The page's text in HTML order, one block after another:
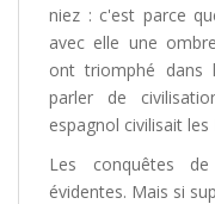
niez : c'est parce
avec elle une
ont triomphé dans
parler de
espagnol civilisait les
Les conquêtes
évidentes. Mais si